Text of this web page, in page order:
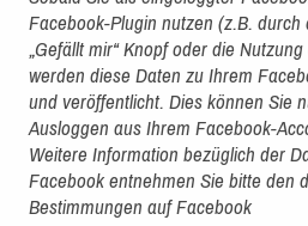
Facebook-Plugin nutzen (z.B. durch
„Gefällt mir“ Knopf oder die
werden diese Daten zu Ihrem
und veröffentlicht. Dies können Sie
Ausloggen aus Ihrem Facebook-
Weitere Information bezüglich der
Facebook entnehmen Sie bitte den
Bestimmungen auf Facebook